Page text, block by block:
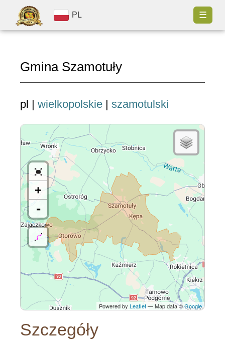
PL ☰
Gmina Szamotuły
pl | wielkopolskie | szamotulski
+
-
Powered by Leaflet— Map data ©Google
Szczegóły